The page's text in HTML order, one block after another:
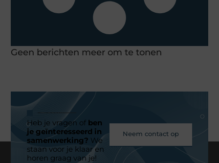
Geen berichten meer om te tonen
Heb je vragen ofben
je geïnteresseerd in
samenwerking? We
staan voor je klaar en
horen graag van je!
Neem contact op